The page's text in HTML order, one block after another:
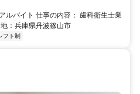
ルバイト 仕事の内容： 歯科衛生士業
：兵庫県丹波篠山市
フト制